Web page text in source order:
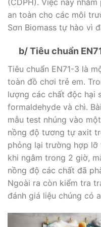
an toàn cho các môi
Sơn Biomass tự hào vì
b/ Tiêu chuẩn
Tiêu chuẩn EN71-3 là
toàn đồ chơi trẻ em.
lượng các chất độc hại
formaldehyde và chì.
mẫu test nhúng vào
nồng độ tương tự axit
phỏng lại trường hợp lỡ
khi ngâm trong 2 giờ,
nồng độ các chất đã
Ngoài ra còn kiểm tra
đánh giá liệu chúng có